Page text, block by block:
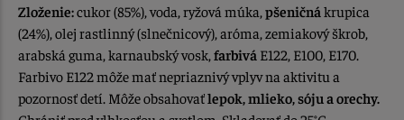
Zloženie:cukor (85%), voda, ryžová múka, pšeničná krupica
(24%), olej rastlinný (slnečnicový), aróma, zemiakový škrob,
arabská guma, karnaubský vosk, farbivá E122, E100, E170.
Farbivo E122 môže mať nepriaznivý vplyv na aktivitu a
pozornosť detí. Môže obsahovaťlepok, mlieko, sóju a orechy.